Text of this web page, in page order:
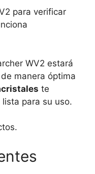
para verificar
WV2 estará
manera óptima
te
para su uso.